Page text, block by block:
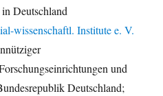
Deutschland
wissenschaftl. Institute e. V.
und
Deutschland;